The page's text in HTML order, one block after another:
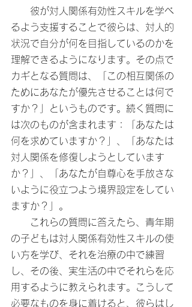
彼が対人関係有効性スキルを学べ
るよう支援することで彼らは、対人的
状況で自分が何を目指しているのかを
理解できるようになります。その点で
カギとなる質問は、「この相互関係の
ためにあなたが優先させることは何で
すか？」というものです。続く質問に
は次のものが含まれます：「あなたは
何を求めていますか？」、「あなたは
対人関係を修復しようとしています
か？」、「あなたが自尊心を手放さな
いように役立つよう境界設定をしてい
ますか？」。
これらの質問に答えたら、青年期
の子どもは対人関係有効性スキルの使
い方を学び、それを治療の中で練習
し、その後、実生活の中でそれらを応
用するように教えられます。こうして
必要なものを身に着けると、彼らはし